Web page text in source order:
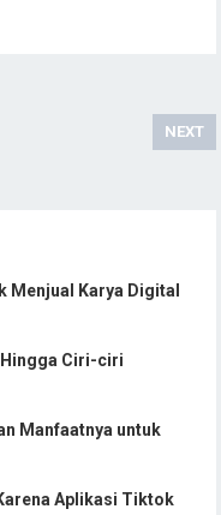
NEXT
Karya Digital
Hingga Ciri-ciri
Manfaatnya untuk
Aplikasi Tiktok